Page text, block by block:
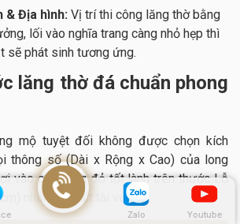
Zalo Youtube
& Địa hình: Vị trí thi công lăng thờ bằng
lối vào nghĩa trang càng nhỏ hẹp thì
sẽ phát sinh tương ứng.
lăng thờ đá chuẩn phong
mộ tuyệt đối không được chọn kích
thông số (Dài x Rộng x Cao) của long
vào các cung đỏ tốt lành trên thước Lỗ
nhằm thu hút tài vượng.